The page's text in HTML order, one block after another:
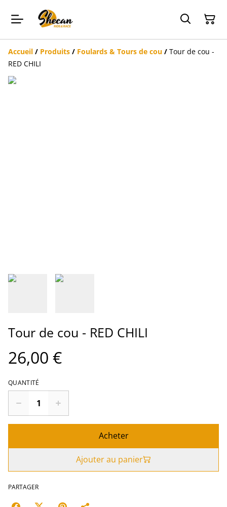
Accueil / Produits / Foulards & Tours de cou / Tour de cou -
RED CHILI
Tour de cou - RED CHILI
26,00 €
QUANTITÉ
Acheter
Ajouter au panier
PARTAGER